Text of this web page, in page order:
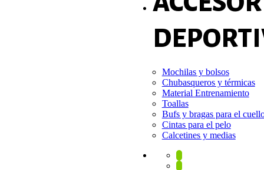
Mochilas y bolsos
Chubasqueros y térmicas
Material Entrenamiento
Toallas
Bufs y bragas para el
Cintas para el pelo
Calcetines y medias